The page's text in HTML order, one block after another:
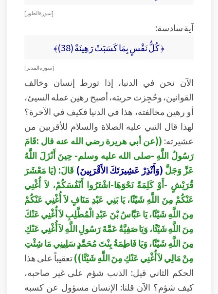
[ سورة الطور ]
آية سادسة:
﴿ كُلُّ نَفْسٍ بِمَا كَسَبَتْ رَهِينَةٌ (38)﴾
[ سورة المدثر ]
الآن نحن في الدنيا، إذا تورط إنسان وخالف
القوانين، وحُجِزت حريته، أصبح رهين عمله السيئ،
أو رهين مخالفته، هذا في الدنيا فكيف في الآخرة؟
لهذا قال النبي عليه الصلاة والسلام للأقربين من
عشيرته: ((عن أبي هريرة رضي الله عنه قال :قَامَ
رَسُولُ اللَّهِ -صلى الله عليه وسلم- حِينَ أَنْزَلَ اللَّهُ
عَزَّ وَجَلَّ (وَأَنْذِرْ عَشِيرَتَكَ الأَقْرَبِينَ) قَالَ: (يَا مَعْشَرَ
قُرَيْشٍ -أَوْ كَلِمَةً نَحْوَهَا-اشْتَرُوا أَنْفُسَكُمْ، لاَ أُغْنِي
عَنْكُمْ مِنَ اللَّهِ شَيْئًا،يَا بَنِي عَبْدِ مَنَافٍ لاَ أُغْنِي عَنْكُمْ
مِنَ اللَّهِ شَيْئًا، يَا عَبَّاسُ بْنَ عَبْدِ الْمُطَّلِبِ لاَ أُغْنِي عَنْكَ
مِنَ اللَّهِ شَيْئًا، وَيَا صَفِيَّةُ عَمَّةَ رَسُولِ اللَّهِ لاَ أُغْنِي عَنْكِ
مِنَ اللَّهِ شَيْئًا، وَيَا فَاطِمَةُ بِنْتَ مُحَمَّدٍ سَلِينِي مَا شِئْتِ
مِنْ مَالِي لاَ أُغْنِي عَنْكِ مِنَ اللَّهِ شَيْئًا))تعقيباً على هذا
الحكم الثاني قيل: الذنب شؤم على غير صاحبه،
كيف شؤم؟ الآن قلنا: الإنسان مسؤول عن كسبه